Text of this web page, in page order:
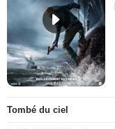
Tombé du ciel